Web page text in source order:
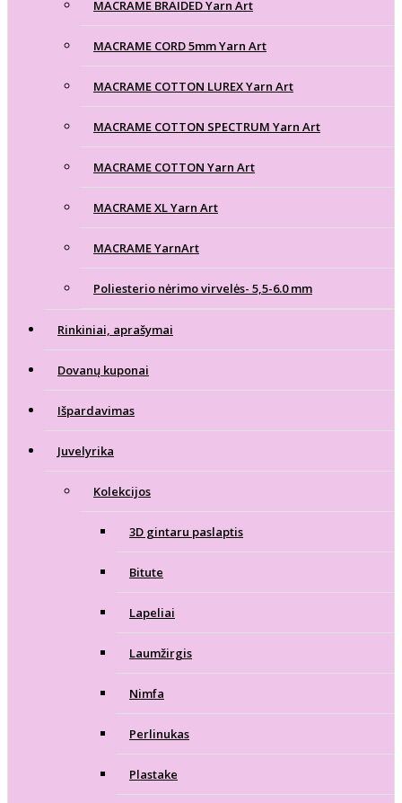
MACRAME BRAIDED Yarn Art
MACRAME CORD 5mm Yarn Art
MACRAME COTTON LUREX Yarn Art
MACRAME COTTON SPECTRUM Yarn Art
MACRAME COTTON Yarn Art
MACRAME XL Yarn Art
MACRAME YarnArt
Poliesterio nėrimo virvelės- 5,5-6.0 mm
Rinkiniai, aprašymai
Dovanų kuponai
Išpardavimas
Juvelyrika
Kolekcijos
3D gintaru paslaptis
Bitute
Lapeliai
Laumžirgis
Nimfa
Perlinukas
Plastake